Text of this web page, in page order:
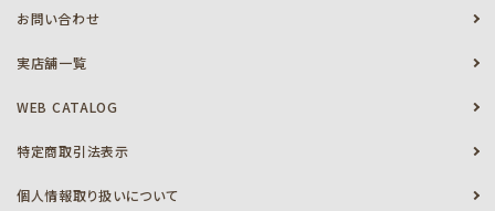
お問い合わせ
実店舗一覧
WEB CATALOG
特定商取引法表示
個人情報取り扱いについて